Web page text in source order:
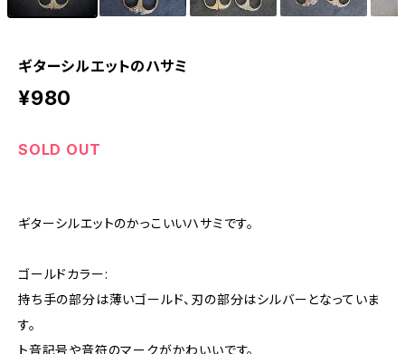
ギターシルエットのハサミ
¥980
SOLD OUT
ギターシルエットのかっこいいハサミです。
ゴールドカラー:
持ち手の部分は薄いゴールド、刃の部分はシルバーとなっていま
す。
ト音記号や音符のマークがかわいいです。